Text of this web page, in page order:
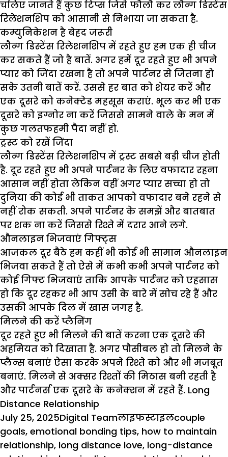
चलिए जानते हैं कुछ टिप्स जिसे फौलौ कर लौन्ग डिस्टेंस
रिलेशनशिप को आसानी से निभाया जा सकता है.
कम्युनिकेशन है बेहद जरूरी
लौन्ग डिस्टेंस रिलेशनशिप में रहते हुए हम एक ही चीज
कर सकते हैं जो है बातें. अगर हमें दूर रहते हुए भी अपने
प्यार को जिंदा रखना है तो अपने पार्टनर से जितना हो
सके उतनी बातें करें. उससे हर बात को शेयर करें और
एक दूसरे को कनेक्टेड महसूस कराएं. भूल कर भी एक
दूसरे को इग्नोर ना करें जिससे सामने वाले के मन में
कुछ गलतफहमी पैदा नहीं हो.
ट्रस्ट को रखें जिंदा
लौन्ग डिस्टेंस रिलेशनशिप में ट्रस्ट सबसे बड़ी चीज होती
है. दूर रहते हुए भी अपने पार्टनर के लिए वफादार रहना
आसान नहीं होता लेकिन वहीं अगर प्यार सच्चा हो तो
दुनिया की कोई भी ताकत आपको वफादार बने रहने से
नहीं रोक सकती. अपने पार्टनर के समझें और बातबात
पर शक ना करें जिससे रिश्ते में दरार आने लगे.
औनलाइन भिजवाएं गिफ्ट्स
आजकल दूर बैठे हम कहीं भी कोई भी सामान औनलाइन
भिजवा सकते हैं तो ऐसे में कभी कभी अपने पार्टनर को
कोई गिफ्ट भिजवाएं ताकि आपके पार्टनर को एहसास
हो कि दूर रहकर भी आप उसी के बारे में सोच रहे हैं और
उसकी आपके दिल में खास जगह है.
मिलने की करें प्लैनिंग
दूर रहते हुए भी मिलने की बातें करना एक दूसरे की
अहमियत को दिखाता है. अगर पौसीबल हो तो मिलने के
प्लैन्स बनाएं ऐसा करके अपने रिश्ते को और भी मजबूत
बनाएं. मिलने से अक्सर रिश्तों की मिठास बनी रहती है
और पार्टनर्स एक दूसरे के कनेक्शन में रहते हैं. Long
Distance Relationship
Posted
on
July 25, 2025Author
Digital TeamCategories
लाइफस्टाइलTags
couple
goals, emotional bonding tips, how to maintain
relationship, long distance love, long-distance